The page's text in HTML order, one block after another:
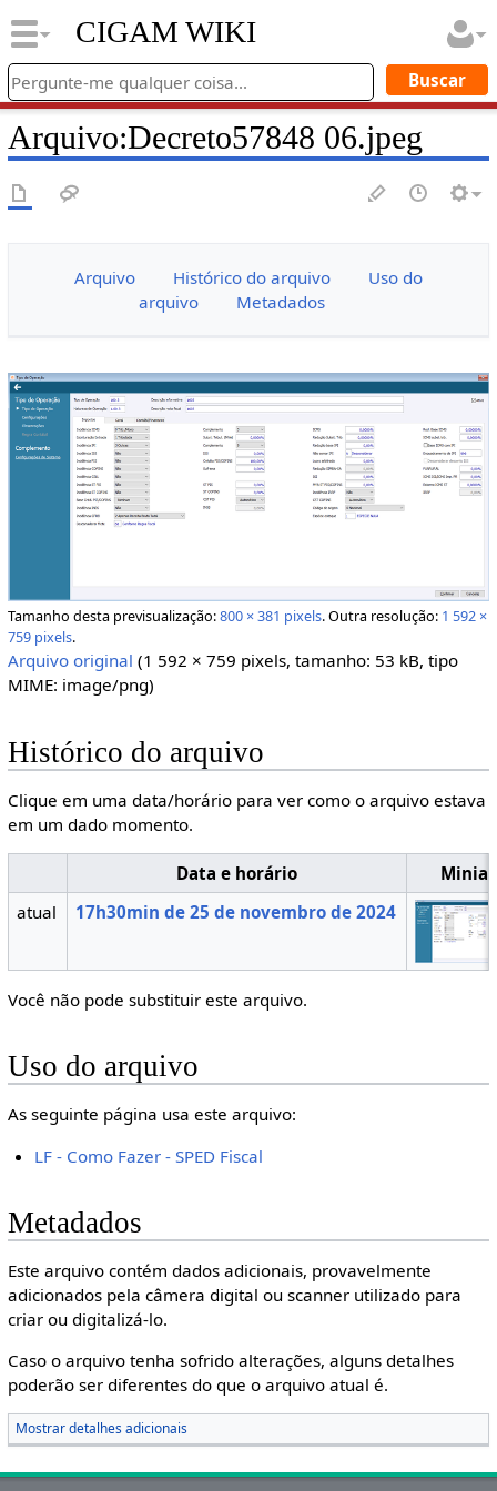
CIGAM WIKI
Arquivo:Decreto57848 06.jpeg
Arquivo Histórico do arquivo
Uso do
arquivo
Metadados
Tamanho desta previsualização:800 × 381 pixels.Outra resolução: 1 592 ×
759 pixels.
Arquivo original (1 592 × 759 pixels, tamanho: 53 kB, tipo
MIME: image/png)
Histórico do arquivo
Clique em uma data/horário para ver como o arquivo estava
em um dado momento.
Data e horário
atual
17h30min de 25 de novembro de 2024
Você não pode substituir este arquivo.
Uso do arquivo
As seguinte página usa este arquivo:
LF - Como Fazer - SPED Fiscal
Metadados
Este arquivo contém dados adicionais, provavelmente
adicionados pela câmera digital ou scanner utilizado para
criar ou digitalizá-lo.
Caso o arquivo tenha sofrido alterações, alguns detalhes
poderão ser diferentes do que o arquivo atual é.
Mostrar detalhes adicionais